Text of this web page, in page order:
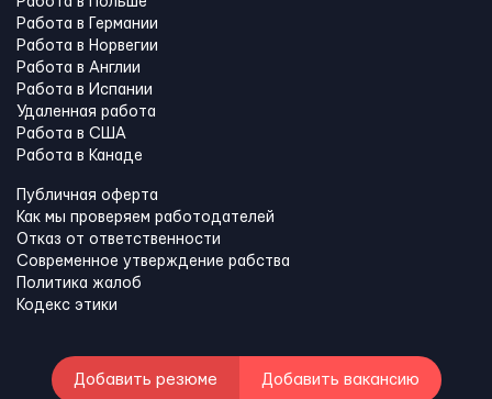
Работа в Германии
Работа в Норвегии
Работа в Англии
Работа в Испании
Удаленная работа
Работа в США
Работа в Канадe
Публичная оферта
Как мы проверяем работодателей
Отказ от ответственности
Современное утверждение рабства
Политика жалоб
Кодекс этики
Добавить резюме Добавить вакансию